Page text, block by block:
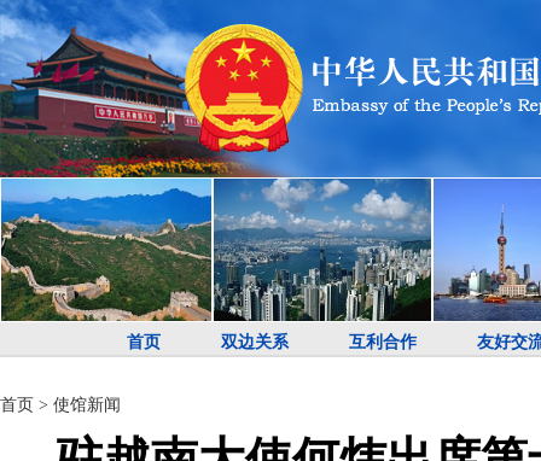
首页 双边关系 互利合作 友好交
首页 > 使馆新闻